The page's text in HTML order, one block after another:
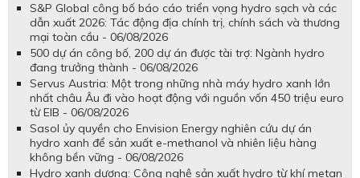
S&P Global công bố báo cáo triển vọng hydro sạch và các
dẫn xuất 2026: Tác động địa chính trị, chính sách và thương
mại toàn cầu - 06/08/2026
500 dự án công bố, 200 dự án được tài trợ: Ngành hydro
đang trưởng thành - 06/08/2026
Servus Austria: Một trong những nhà máy hydro xanh lớn
nhất châu Âu đi vào hoạt động với nguồn vốn 450 triệu euro
từ EIB - 06/08/2026
Sasol ủy quyền cho Envision Energy nghiên cứu dự án
hydro xanh để sản xuất e-methanol và nhiên liệu hàng
không bền vững - 06/08/2026
Hydro xanh dương: Công nghệ sản xuất hydro từ khí metan